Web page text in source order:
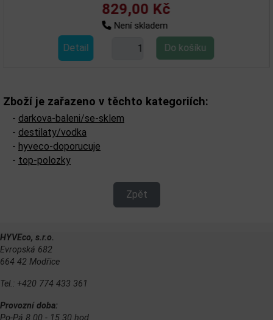
829,00 Kč
Není skladem
Zboží je zařazeno v těchto kategoriích:
- darkova-baleni/se-sklem
- destilaty/vodka
- hyveco-doporucuje
- top-polozky
Zpět
HYVEco, s.r.o.
Evropská 682
664 42 Modřice
Tel.: +420 774 433 361
Provozní doba:
Po-Pá 8.00 - 15.30 hod.